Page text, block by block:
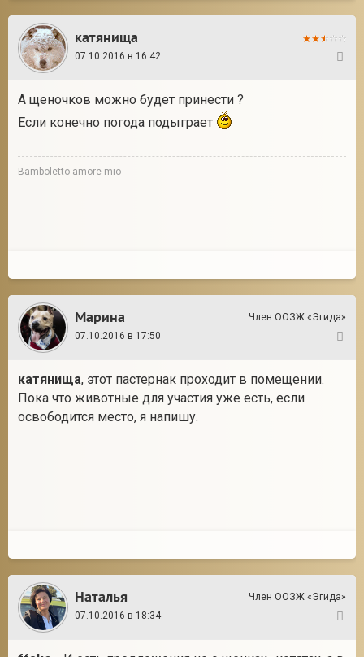
катянища
07.10.2016 в 16:42
А щеночков можно будет принести ?
Если конечно погода подыграет
Bamboletto amore mio
Марина
Член ООЗЖ «Эгида»
07.10.2016 в 17:50
катянища, этот пастернак проходит в помещении.
Пока что животные для участия уже есть, если
освободится место, я напишу.
Наталья
Член ООЗЖ «Эгида»
07.10.2016 в 18:34